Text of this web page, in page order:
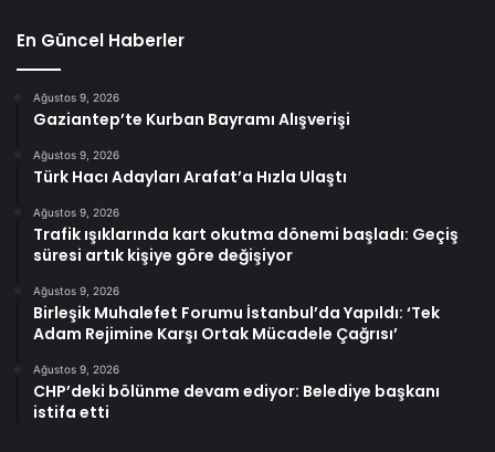
En Güncel Haberler
Ağustos 9, 2026
Gaziantep’te Kurban Bayramı Alışverişi
Ağustos 9, 2026
Türk Hacı Adayları Arafat’a Hızla Ulaştı
Ağustos 9, 2026
Trafik ışıklarında kart okutma dönemi başladı: Geçiş
süresi artık kişiye göre değişiyor
Ağustos 9, 2026
Birleşik Muhalefet Forumu İstanbul’da Yapıldı: ‘Tek
Adam Rejimine Karşı Ortak Mücadele Çağrısı’
Ağustos 9, 2026
CHP’deki bölünme devam ediyor: Belediye başkanı
istifa etti